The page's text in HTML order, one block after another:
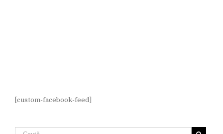
[custom-facebook-feed]